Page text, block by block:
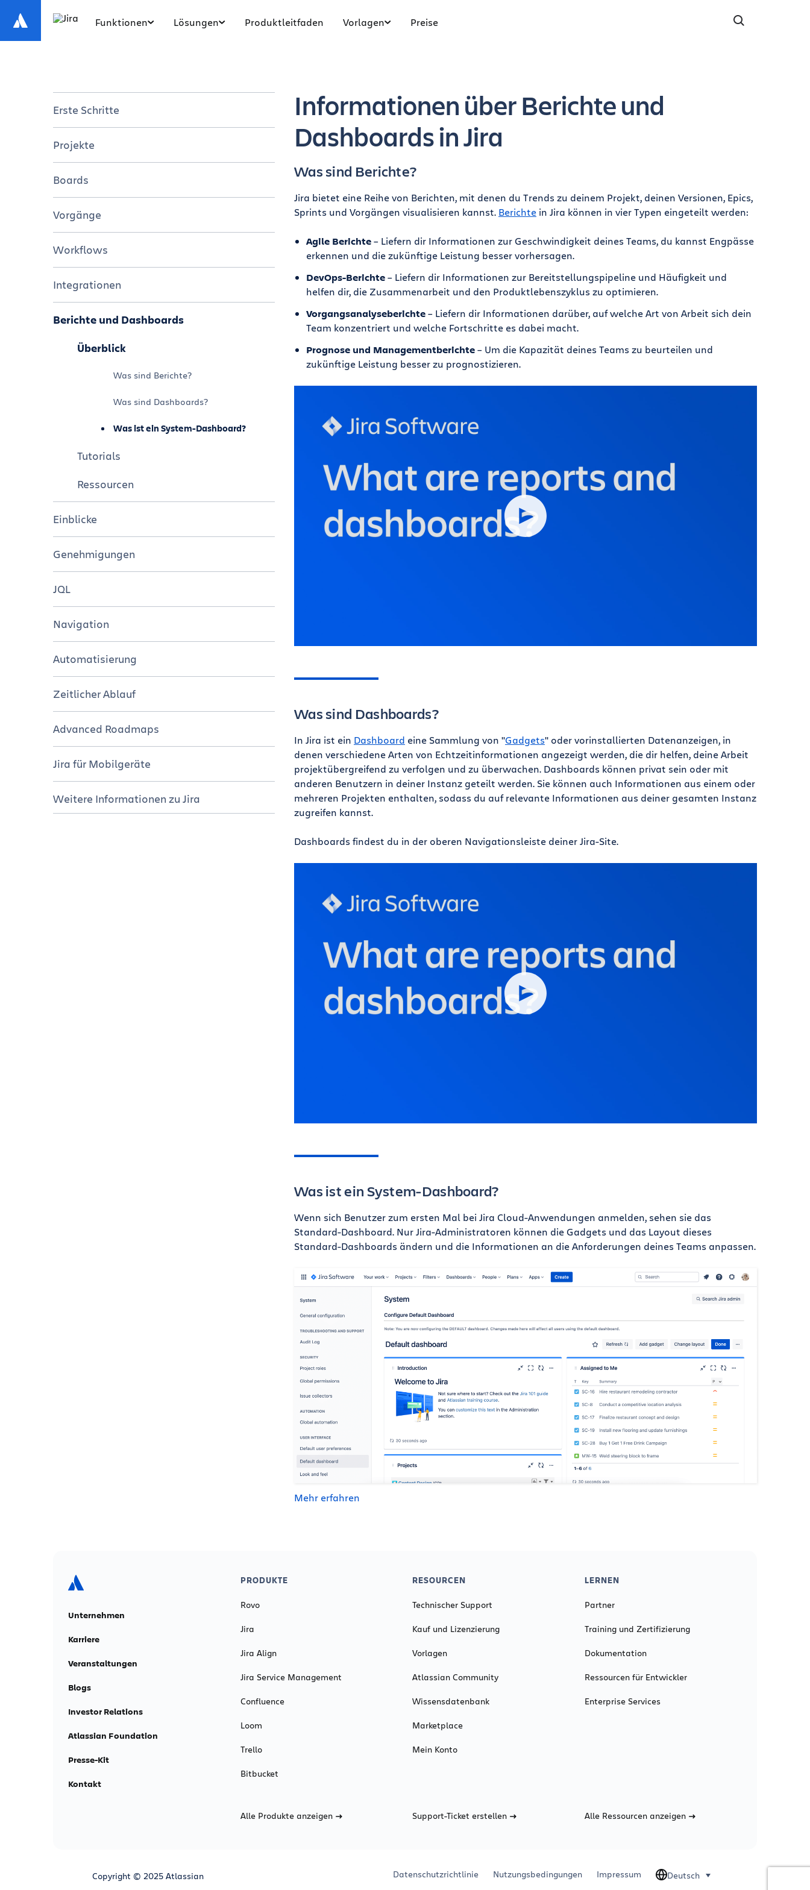
Funktionen Lösungen Produktleitfaden Vorlagen Preise
Erste Schritte
Einführung in Jira
Jira für Teams
7 Schritte für den Einstieg in Jira
Projekte
Überblick
Tutorials
Resourcen
Boards
Überblick
Tutorials
Ressourcen
Vorgänge
Überblick
Tutorials
Ressourcen
Workflows
Überblick
Tutorials
Integrationen
Überblick
Tutorials
Ressourcen
Berichte und Dashboards
Überblick
Was sind Berichte?
Was sind Dashboards?
Was ist ein System-Dashboard?
Tutorials
Ressourcen
Einblicke
Überblick
Tutorials
Ressourcen
Genehmigungen
Tutorials
Resourcen
JQL
Überblick
Tutorials
Merkzettel
Resourcen
Navigation
Overview
Tutorials
Resources
Automatisierung
Überblick
Tutorials
Resourcen
Zeitlicher Ablauf
Überblick
Tutorials
Resourcen
Advanced Roadmaps
Überblick
Tutorials
Ressourcen
Jira für Mobilgeräte
Überblick
Weitere Informationen zu Jira
Informationen über Berichte und
Dashboards in Jira
Was sind Berichte?
Jira bietet eine Reihe von Berichten, mit denen du Trends zu deinem Projekt, deinen Versionen, Epics,
Sprints und Vorgängen visualisieren kannst. Berichtein Jira können in vier Typen eingeteilt werden:
Agile Berichte– Liefern dir Informationen zur Geschwindigkeit deines Teams, du kannst Engpässe
erkennen und die zukünftige Leistung besser vorhersagen.
DevOps-Berichte– Liefern dir Informationen zur Bereitstellungspipeline und Häufigkeit und
helfen dir, die Zusammenarbeit und den Produktlebenszyklus zu optimieren.
Vorgangsanalyseberichte– Liefern dir Informationen darüber, auf welche Art von Arbeit sich dein
Team konzentriert und welche Fortschritte es dabei macht.
Prognose und Managementberichte– Um die Kapazität deines Teams zu beurteilen und
zukünftige Leistung besser zu prognostizieren.
Was sind Dashboards?
In Jira ist ein Dashboard eine Sammlung von "Gadgets" oder vorinstallierten Datenanzeigen, in
denen verschiedene Arten von Echtzeitinformationen angezeigt werden, die dir helfen, deine Arbeit
projektübergreifend zu verfolgen und zu überwachen. Dashboards können privat sein oder mit
anderen Benutzern in deiner Instanz geteilt werden. Sie können auch Informationen aus einem oder
mehreren Projekten enthalten, sodass du auf relevante Informationen aus deiner gesamten Instanz
zugreifen kannst.
Dashboards findest du in der oberen Navigationsleiste deiner Jira-Site.
Was ist ein System-Dashboard?
Wenn sich Benutzer zum ersten Mal bei Jira Cloud-Anwendungen anmelden, sehen sie das
Standard-Dashboard. Nur Jira-Administratoren können die Gadgets und das Layout dieses
Standard-Dashboards ändern und die Informationen an die Anforderungen deines Teams anpassen.
Mehr erfahren
Unternehmen
Karriere
Veranstaltungen
Blogs
Investor Relations
Atlassian Foundation
Presse-Kit
Kontakt
PRODUKTE
Rovo
Jira
Jira Align
Jira Service Management
Confluence
Loom
Trello
Bitbucket
Alle Produkte anzeigen
RESOURCEN
Technischer Support
Kauf und Lizenzierung
Vorlagen
Atlassian Community
Wissensdatenbank
Marketplace
Mein Konto
Support-Ticket erstellen
LERNEN
Partner
Training und Zertifizierung
Dokumentation
Ressourcen für Entwickler
Enterprise Services
Alle Ressourcen anzeigen
Copyright © 2025 Atlassian Datenschutzrichtlinie Nutzungsbedingungen Impressum